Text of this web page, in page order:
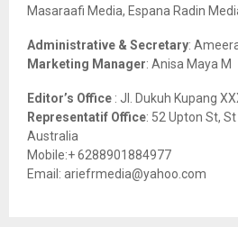
Masaraafi Media, Espana Radin
Administrative & Secretary:
Marketing Manager: Anisa Maya M
Editor’s Office : Jl. Dukuh Kupang
Representatif Office: 52 Upton St,
Australia
Mobile:+ 6288901884977
Email: ariefrmedia@yahoo.com